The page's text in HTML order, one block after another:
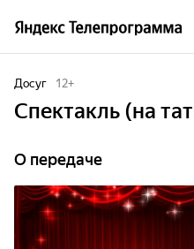
Досуг 12+
Спектакль (на
О передаче